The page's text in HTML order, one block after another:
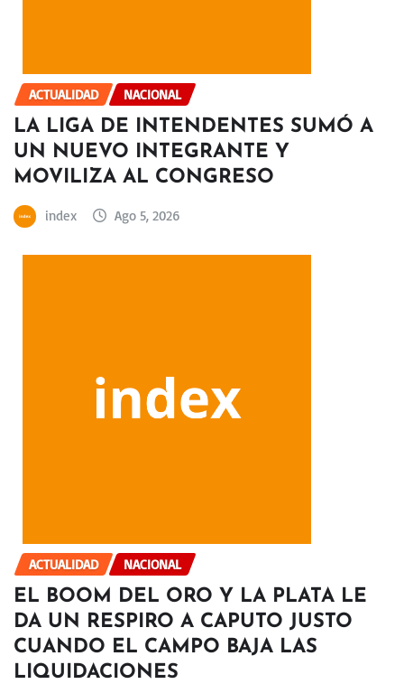
ACTUALIDAD NACIONAL
LA LIGA DE INTENDENTES SUMÓ A
UN NUEVO INTEGRANTE Y
MOVILIZA AL CONGRESO
index Ago 5, 2026
ACTUALIDAD NACIONAL
EL BOOM DEL ORO Y LA PLATA LE
DA UN RESPIRO A CAPUTO JUSTO
CUANDO EL CAMPO BAJA LAS
LIQUIDACIONES